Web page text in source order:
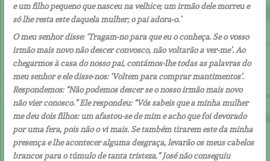
e um filho pequeno que nasceu na velhice; um irmão dele morreu e
só lhe resta este daquela mulher; o pai adora-o.’
O meu senhor disse: ‘Tragam-no para que eu o conheça. Se o vosso
irmão mais novo não descer convosco, não voltarão a ver-me’. Ao
chegarmos à casa do nosso pai, contámos-lhe todas as palavras do
meu senhor e ele disse-nos: ‘Voltem para comprar mantimentos’.
Respondemos: “Não podemos descer se o nosso irmão mais novo
não vier conosco.” Ele respondeu: “Vós sabeis que a minha mulher
me deu dois filhos: um afastou-se de mim e acho que foi devorado
por uma fera, pois não o vi mais. Se também tirarem este da minha
presença e lhe acontecer alguma desgraça, levarão os meus cabelos
brancos para o túmulo de tanta tristeza.” José não conseguiu